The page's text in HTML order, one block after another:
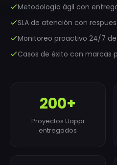
Metodología ágil con
SLA de atención con
Monitoreo proactivo 24/7
Casos de éxito con marcas
200+
Proyectos Uappi
entregados